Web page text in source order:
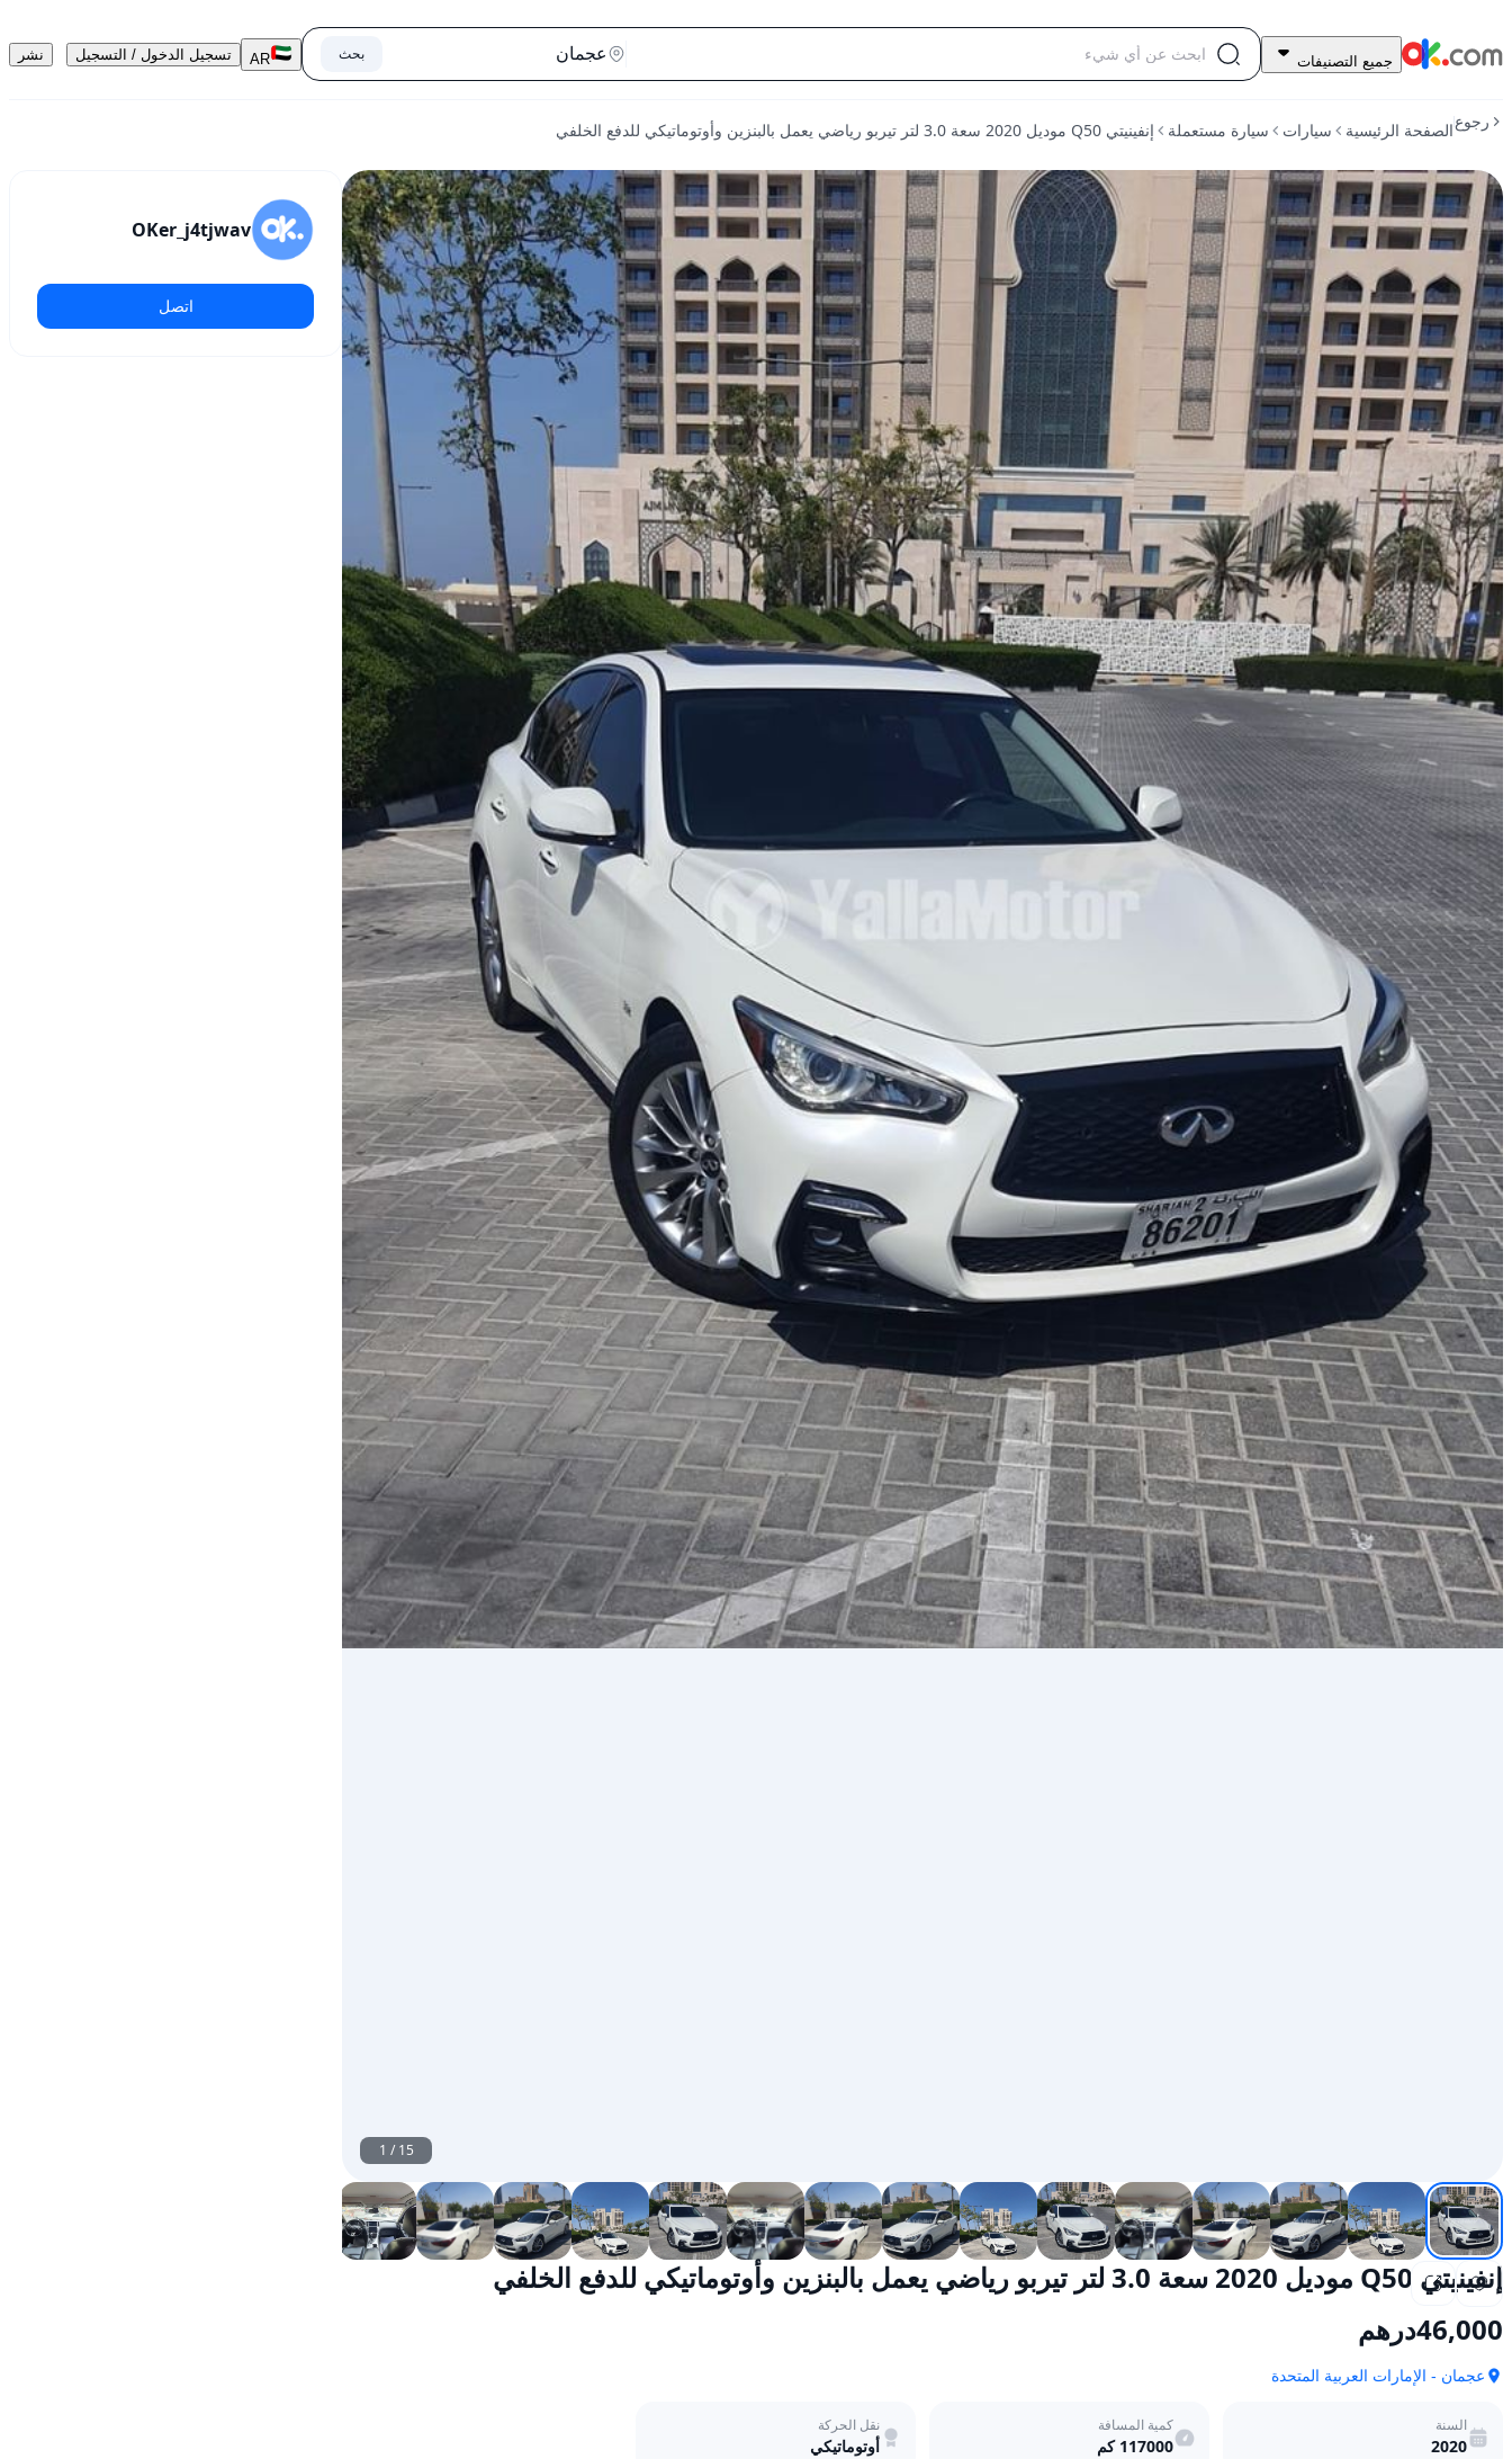
46,000
إنفينيتي
موديل
2020
سعة
3.0
لتر
تيربو
رياضي
يعمل
بالبنزين
وأوتوماتيكي
للدفع
الخلفي
مستعمل
جميع التصنيفات بحث AR تسجيل الدخول / التسجيل نشر
رجوعالصفحة الرئيسية سيارات سيارة مستعملة إنفينيتي Q50 موديل 2020 سعة 3.0 لتر تيربو رياضي يعمل بالبنزين وأوتوماتيكي للدفع الخلفي
1 /15
إنفينيتي Q50 موديل 2020 سعة 3.0 لتر تيربو رياضي يعمل بالبنزين وأوتوماتيكي للدفع الخلفي
46,000درهم
عجمان - الإمارات العربية المتحدة
السنة
2020
كمية المسافة
117000 كم
نقل الحركة
أوتوماتيكي
OKer_j4tjwav
اتصل